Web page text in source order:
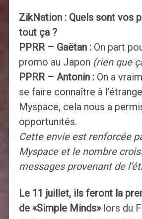
ZikNation : Quels sont vos
tout ça ?
PPRR – Gaëtan :On part
promo au Japon (rien que
PPRR – Antonin :On a
se faire connaître à
Myspace, cela nous a
opportunités.
Cette envie est renforcée
Myspace et le nombre
messages provenant de
Le 11 juillet, ils feront la
de «Simple Minds»lors du